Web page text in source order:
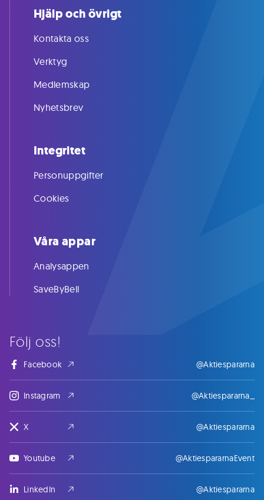
Följ oss!
Facebook @Aktiespararna
Instagram @Aktiespararna_
X @Aktiespararna
Youtube @AktiespararnaEvent
LinkedIn @Aktiespararna
Hjälp och övrigt
Kontakta oss
Verktyg
Medlemskap
Nyhetsbrev
Integritet
Personuppgifter
Cookies
Våra appar
Analysappen
SaveByBell